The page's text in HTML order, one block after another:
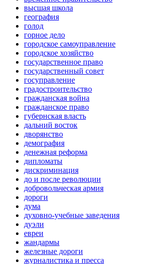
высшая школа
география
голод
горное дело
городское самоуправление
городское хозяйство
государственное право
государственный совет
госуправление
градостроительство
гражданская война
гражданское право
губернская власть
дальний восток
дворянство
демография
денежная реформа
дипломаты
дискриминация
до и после революции
добровольческая армия
дороги
дума
духовно-учебные заведения
дуэли
евреи
жандармы
железные дороги
журналистика и пресса